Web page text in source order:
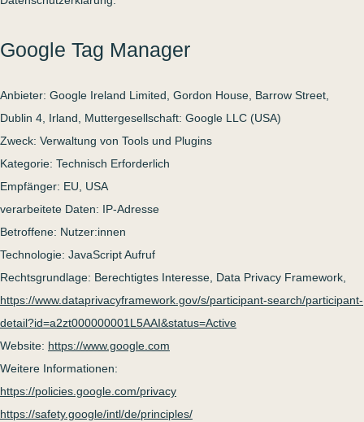
Google Tag Manager
Anbieter: Google Ireland Limited, Gordon House, Barrow Street,
Dublin 4, Irland, Muttergesellschaft: Google LLC (USA)
Zweck: Verwaltung von Tools und Plugins
Kategorie: Technisch Erforderlich
Empfänger: EU, USA
verarbeitete Daten: IP-Adresse
Betroffene: Nutzer:innen
Technologie: JavaScript Aufruf
Rechtsgrundlage: Berechtigtes Interesse, Data Privacy Framework,
https://www.dataprivacyframework.gov/s/participant-search/participant-
detail?id=a2zt000000001L5AAI&status=Active
Website: https://www.google.com
Weitere Informationen:
https://policies.google.com/privacy
https://safety.google/intl/de/principles/